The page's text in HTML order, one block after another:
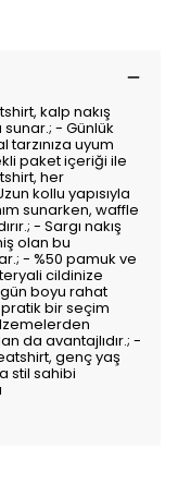
kalp nakış
sunar.; - Günlük
uyum
paket içeriği ile
her
kollu yapısıyla
sunarken, waffle
- Sargı nakış
olan bu
- %50 pamuk ve
cildinize
boyu rahat
bir seçim
da avantajlıdır.; -
genç yaş
stil sahibi